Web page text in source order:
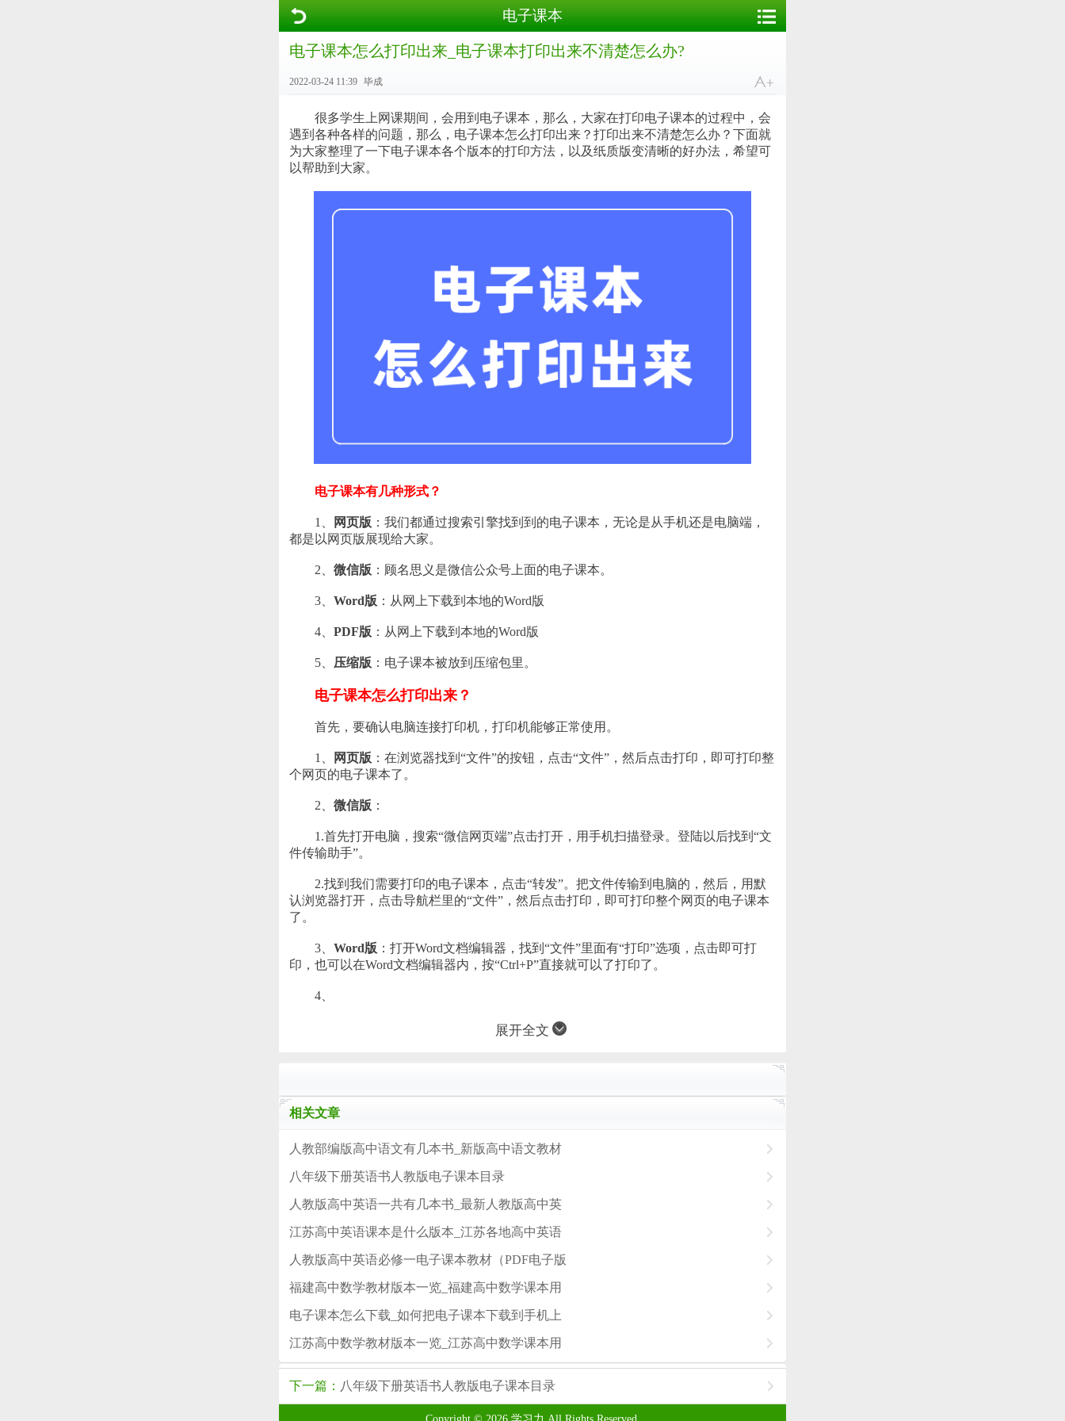
电子课本
电子课本怎么打印出来_电子课本打印出来不清楚怎么办?
2022-03-24 11:39 毕成
很多学生上网课期间，会用到电子课本，那么，大家在打印电子课本的过程中，会
遇到各种各样的问题，那么，电子课本怎么打印出来？打印出来不清楚怎么办？下面就
为大家整理了一下电子课本各个版本的打印方法，以及纸质版变清晰的好办法，希望可
以帮助到大家。
电子课本有几种形式？
1、 网页版 ：我们都通过搜索引擎找到到的电子课本，无论是从手机还是电脑端，
都是以网页版展现给大家。
2、 微信版 ：顾名思义是微信公众号上面的电子课本。
3、 Word版 ：从网上下载到本地的Word版
4、 PDF版 ：从网上下载到本地的Word版
5、 压缩版 ：电子课本被放到压缩包里。
电子课本怎么打印出来？
首先，要确认电脑连接打印机，打印机能够正常使用。
1、 网页版 ：在浏览器找到“文件”的按钮，点击“文件”，然后点击打印，即可打印整
个网页的电子课本了。
2、 微信版 ：
1.首先打开电脑，搜索“微信网页端”点击打开，用手机扫描登录。登陆以后找到“文
件传输助手”。
2.找到我们需要打印的电子课本，点击“转发”。把文件传输到电脑的，然后，用默
认浏览器打开，点击导航栏里的“文件”，然后点击打印，即可打印整个网页的电子课本
了。
3、 Word版 ：打开Word文档编辑器，找到“文件”里面有“打印”选项，点击即可打
印，也可以在Word文档编辑器内，按“Ctrl+P”直接就可以了打印了。
4、
展开全文
相关文章
人教部编版高中语文有几本书_新版高中语文教材
八年级下册英语书人教版电子课本目录
人教版高中英语一共有几本书_最新人教版高中英
江苏高中英语课本是什么版本_江苏各地高中英语
人教版高中英语必修一电子课本教材（PDF电子版
福建高中数学教材版本一览_福建高中数学课本用
电子课本怎么下载_如何把电子课本下载到手机上
江苏高中数学教材版本一览_江苏高中数学课本用
下一篇： 八年级下册英语书人教版电子课本目录